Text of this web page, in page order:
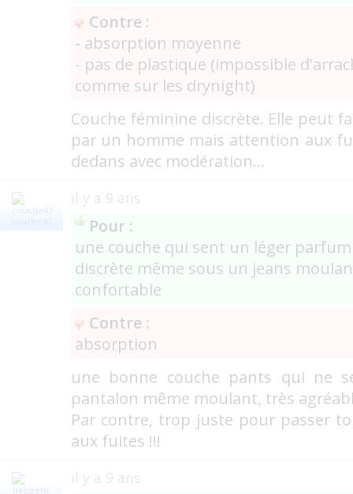
Contre :
- absorption moyenne
- pas de plastique (impossible
comme sur les drynight)
Couche féminine discrète. Elle peut
par un homme mais attention aux
dedans avec modération...
couche42
il y a 9 ans
Pour :
une couche qui sent un léger parfum
discrète même sous un jeans
confortable
Contre :
absorption
une bonne couche pants qui ne
pantalon même moulant, très
Par contre, trop juste pour passer
aux fuites !!!
il y a 9 ans